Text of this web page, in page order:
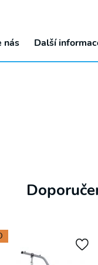
nás Další
námi již